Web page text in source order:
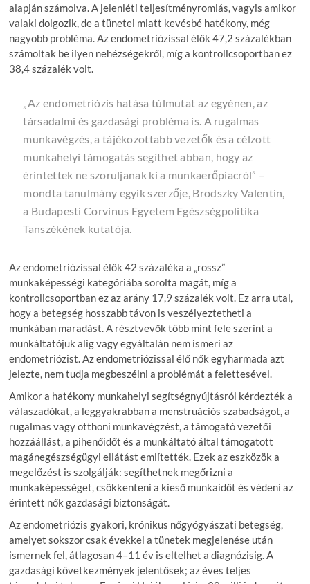
alapján számolva. A jelenléti teljesítményromlás, vagyis amikor
valaki dolgozik, de a tünetei miatt kevésbé hatékony, még
nagyobb probléma. Az endometriózissal élők 47,2 százalékban
számoltak be ilyen nehézségekről, míg a kontrollcsoportban ez
38,4 százalék volt.
„Az endometriózis hatása túlmutat az egyénen, az
társadalmi és gazdasági probléma is. A rugalmas
munkavégzés, a tájékozottabb vezetők és a célzott
munkahelyi támogatás segíthet abban, hogy az
érintettek ne szoruljanak ki a munkaerőpiacról” –
mondta tanulmány egyik szerzője, Brodszky Valentin,
a Budapesti Corvinus Egyetem Egészségpolitika
Tanszékének kutatója.
Az endometriózissal élők 42 százaléka a „rossz”
munkaképességi kategóriába sorolta magát, míg a
kontrollcsoportban ez az arány 17,9 százalék volt. Ez arra utal,
hogy a betegség hosszabb távon is veszélyeztetheti a
munkában maradást. A résztvevők több mint fele szerint a
munkáltatójuk alig vagy egyáltalán nem ismeri az
endometriózist. Az endometriózissal élő nők egyharmada azt
jelezte, nem tudja megbeszélni a problémát a felettesével.
Amikor a hatékony munkahelyi segítségnyújtásról kérdezték a
válaszadókat, a leggyakrabban a menstruációs szabadságot, a
rugalmas vagy otthoni munkavégzést, a támogató vezetői
hozzáállást, a pihenőidőt és a munkáltató által támogatott
magánegészségügyi ellátást említették. Ezek az eszközök a
megelőzést is szolgálják: segíthetnek megőrizni a
munkaképességet, csökkenteni a kieső munkaidőt és védeni az
érintett nők gazdasági biztonságát.
Az endometriózis gyakori, krónikus nőgyógyászati betegség,
amelyet sokszor csak évekkel a tünetek megjelenése után
ismernek fel, átlagosan 4–11 év is eltelhet a diagnózisig. A
gazdasági következmények jelentősek; az éves teljes